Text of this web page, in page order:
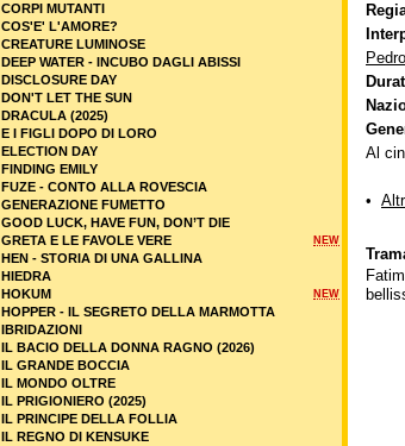
Al
•
CORPI MUTANTI
COS'E' L'AMORE?
CREATURE LUMINOSE
DEEP WATER - INCUBO DAGLI ABISSI
DISCLOSURE DAY
DON'T LET THE SUN
DRACULA (2025)
E I FIGLI DOPO DI LORO
ELECTION DAY
FINDING EMILY
FUZE - CONTO ALLA ROVESCIA
GENERAZIONE FUMETTO
GOOD LUCK, HAVE FUN, DON’T DIE
NEW
GRETA E LE FAVOLE VERE
HEN - STORIA DI UNA GALLINA
HIEDRA
NEW
HOKUM
HOPPER - IL SEGRETO DELLA MARMOTTA
IBRIDAZIONI
IL BACIO DELLA DONNA RAGNO (2026)
IL GRANDE BOCCIA
IL MONDO OLTRE
IL PRIGIONIERO (2025)
IL PRINCIPE DELLA FOLLIA
IL REGNO DI KENSUKE